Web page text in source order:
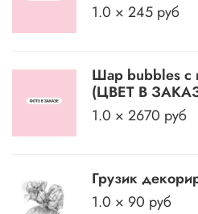
1.0 × 245 руб
Шар bubbles c
(ЦВЕТ В
1.0 × 2670 руб
Грузик
1.0 × 90 руб